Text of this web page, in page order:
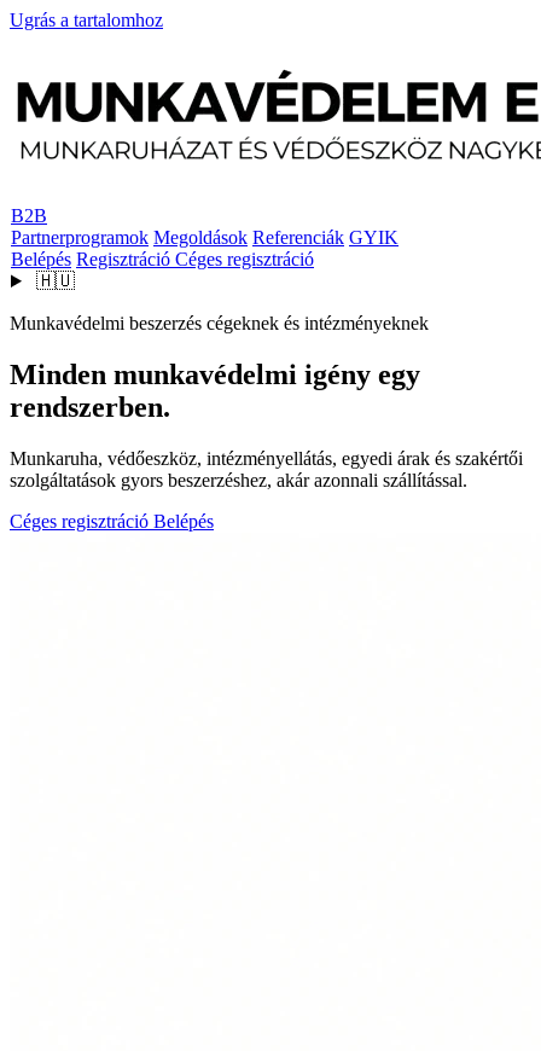
Ugrás a tartalomhoz
B2B
Partnerprogramok Megoldások Referenciák GYIK
Belépés Regisztráció Céges regisztráció
🇭🇺
Munkavédelmi beszerzés cégeknek és intézményeknek
Minden munkavédelmi igény egy
rendszerben.
Munkaruha, védőeszköz, intézményellátás, egyedi árak és szakértői
szolgáltatások gyors beszerzéshez, akár azonnali szállítással.
Céges regisztráció Belépés